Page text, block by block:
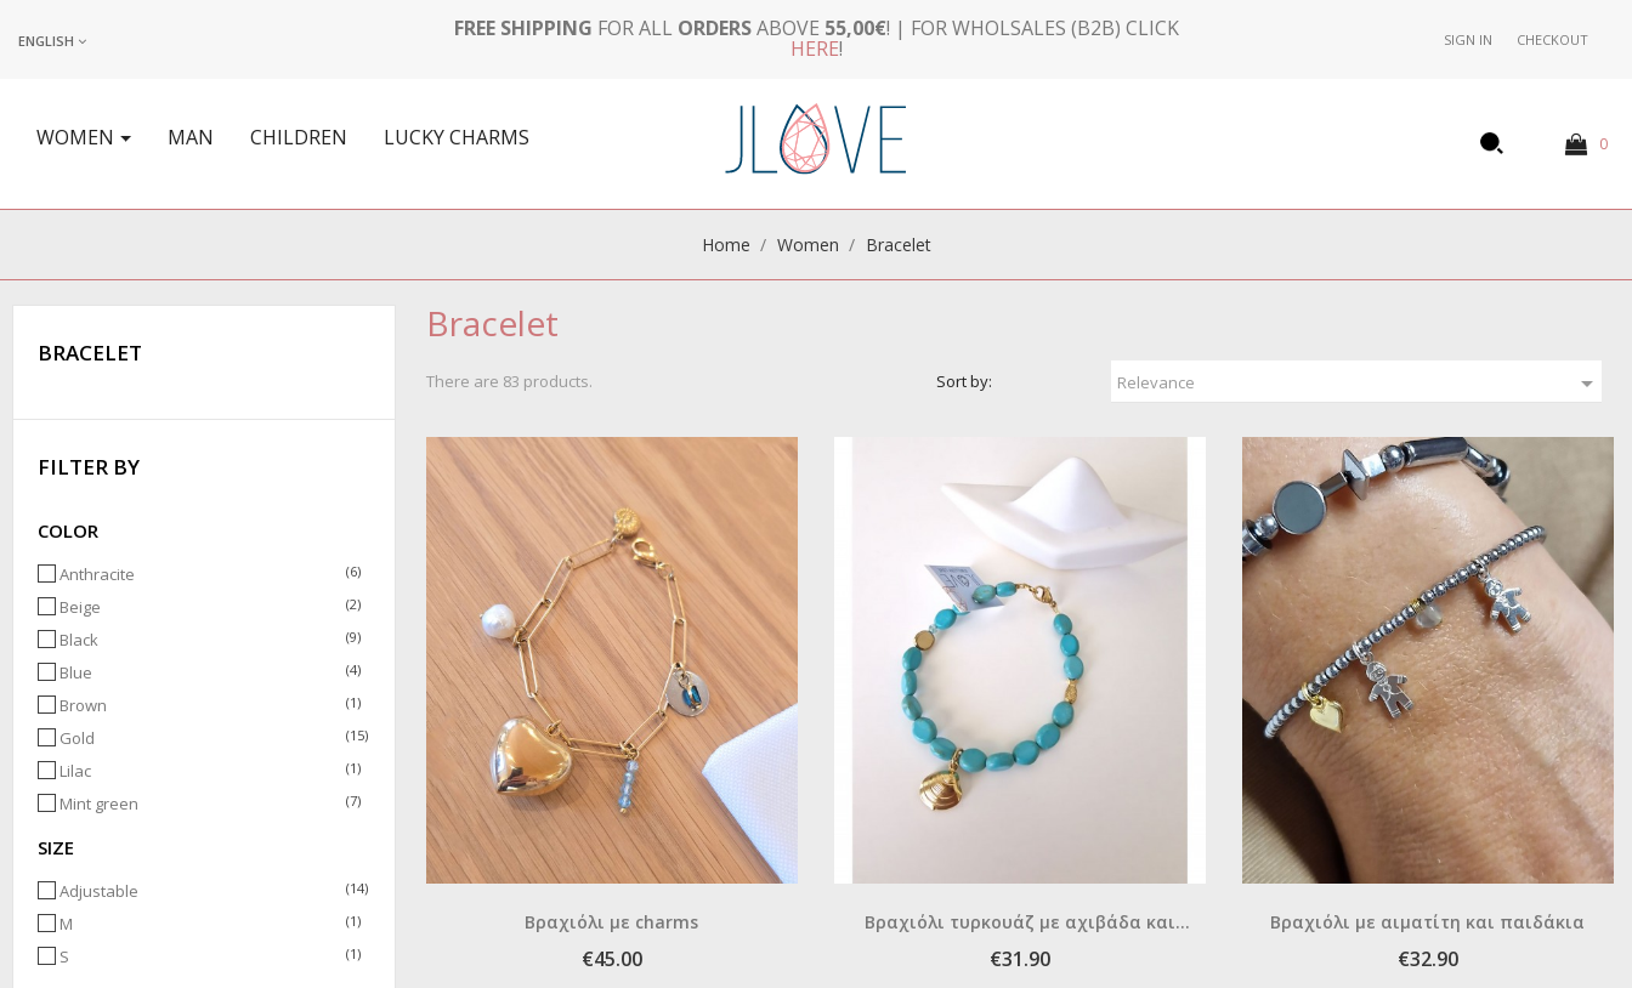
ENGLISH FREE SHIPPING FOR ALL ORDERSABOVE 55,00€! | FOR WHOLSALES (B2B) CLICK
HERE! SIGN IN CHECKOUT
WOMEN MAN CHILDREN LUCKY CHARMS 0
Home Women Βracelet
ΒRACELET
FILTER BY
COLOR
Anthracite (6)
Beige (2)
Black (9)
Blue (4)
Brown (1)
Gold (15)
Lilac (1)
Mint green (7)
Purple (1)
Red (2)
Silver (7)
SIZE
Adjustable (14)
M (1)
S (1)
Βracelet
There are 83 products. Sort by: Relevance 
Βραχιόλι με charms
€45.00
Βραχιόλι τυρκουάζ με αχιβάδα και
ψαράκι
€31.90
Βραχιόλι με αιματίτη και παιδάκια
€32.90